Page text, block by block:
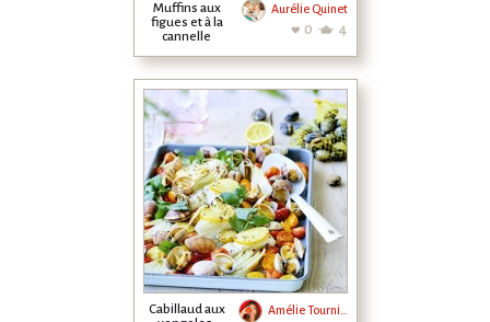
Muffins aux
figues et à la
cannelle
Aurélie Quinet
0 4
Cabillaud aux
Amélie Tournier